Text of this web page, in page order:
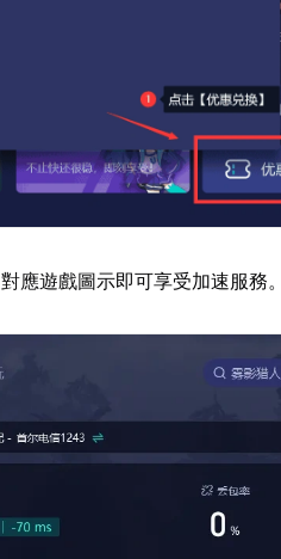
應遊戲圖示即可享受加速服務。